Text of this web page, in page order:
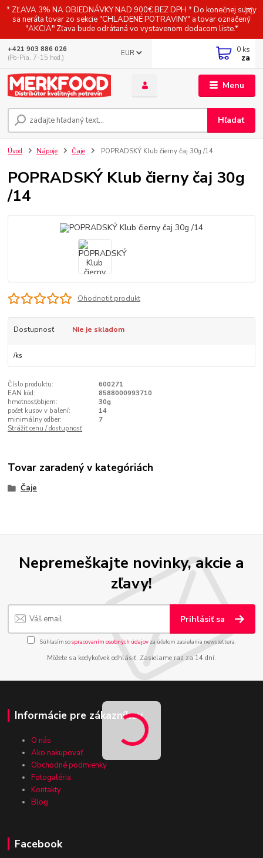
* ZĽAVA 3% NA OBJEDNÁVKY NAD 900€ BEZ DPH * Do konečnej sumy
sa neráta tovar zo sekcie "CHLADENÉ POTRAVINY" a tovar označený
"AKCIA" Zľava bude odrátaná vo vystavenom dodacom liste.*
Menu
EUR
Hľadať
+421 903 886 026
(Po-Pia, 7-15 hod.)
0 ks
za
Úvod Nápoje Čaje POPRADSKÝ Klub čierny čaj 30g /14
POPRADSKÝ Klub čierny čaj 30g
/14
Ohodnotiť produkt
Dostupnosť Nie je skladom
/ks
Číslo produktu:
600271
EAN kód:
8588000993710
hmotnosť/objem:
30g
počet kusov v balení:
14
minimálny odber:
7
Strážiť cenu / dostupnosť
Tovar zaradený v kategóriách
Čaje
Nepremeškajte novinky, akcie a
zľavy!
Prihlásiť sa
Súhlasím sospracovaním osobných údajov za účelom zasielania newslettera.
Môžete sa kedykoľvek odhlásiť. Zasielame raz za 14 dní.
Informácie pre zákazníkov
O nás
Ako nakupovať
Obchodné podmienky
Fotogaléria
Kontakty
Blog
Facebook